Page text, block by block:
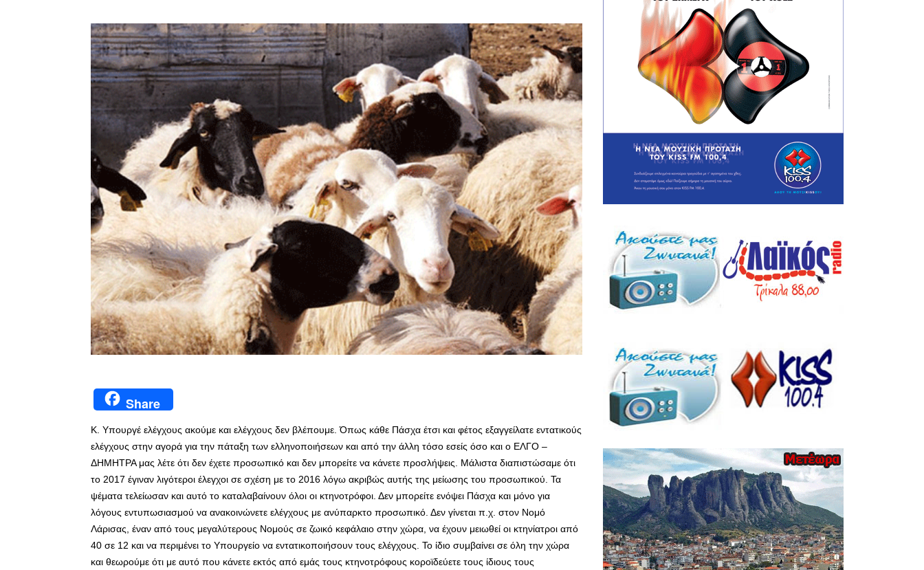
Share
Κ. Υπουργέ ελέγχους ακούμε και ελέγχους δεν βλέπουμε. Όπως κάθε Πάσχα έτσι και φέτος εξαγγείλατε εντατικούς
ελέγχους στην αγορά για την πάταξη των ελληνοποιήσεων και από την άλλη τόσο εσείς όσο και ο ΕΛΓΟ –
ΔΗΜΗΤΡΑ μας λέτε ότι δεν έχετε προσωπικό και δεν μπορείτε να κάνετε προσλήψεις. Μάλιστα διαπιστώσαμε ότι
το 2017 έγιναν λιγότεροι έλεγχοι σε σχέση με το 2016 λόγω ακριβώς αυτής της μείωσης του προσωπικού. Τα
ψέματα τελείωσαν και αυτό το καταλαβαίνουν όλοι οι κτηνοτρόφοι. Δεν μπορείτε ενόψει Πάσχα και μόνο για
λόγους εντυπωσιασμού να ανακοινώνετε ελέγχους με ανύπαρκτο προσωπικό. Δεν γίνεται π.χ. στον Νομό
Λάρισας, έναν από τους μεγαλύτερους Νομούς σε ζωικό κεφάλαιο στην χώρα, να έχουν μειωθεί οι κτηνίατροι από
40 σε 12 και να περιμένει το Υπουργείο να εντατικοποιήσουν τους ελέγχους. Το ίδιο συμβαίνει σε όλη την χώρα
και θεωρούμε ότι με αυτό που κάνετε εκτός από εμάς τους κτηνοτρόφους κοροϊδεύετε τους ίδιους τους